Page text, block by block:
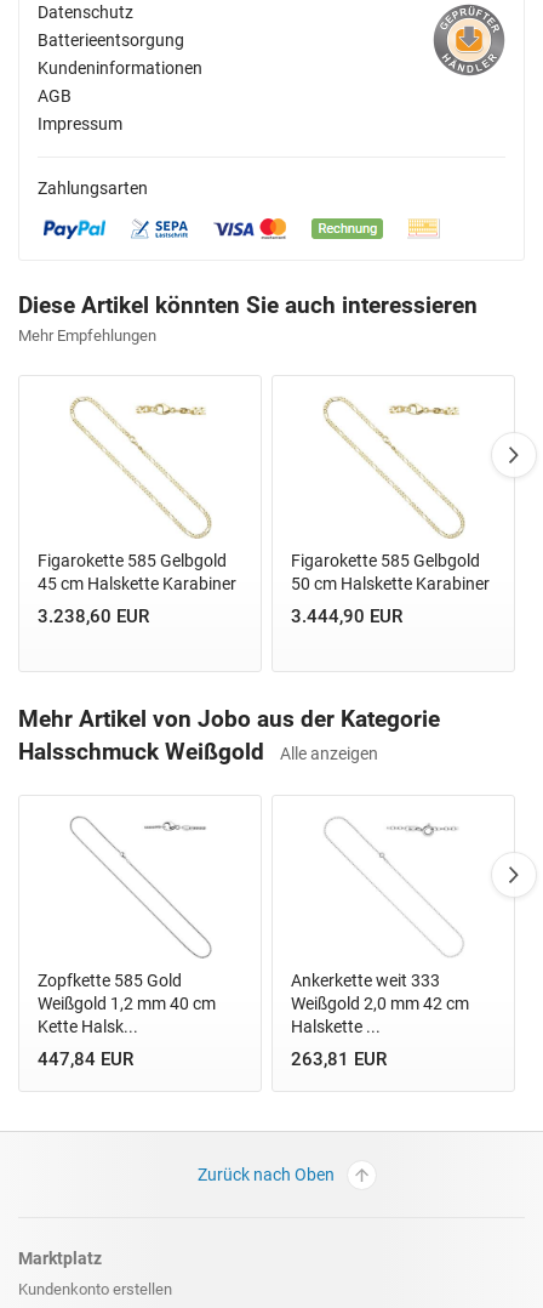
Datenschutz
Batterieentsorgung
Kundeninformationen
AGB
Impressum
Zahlungsarten
Diese Artikel könnten Sie auch interessieren
Mehr Empfehlungen
Figarokette 585 Gelbgold
45 cm Halskette Karabiner
3.238,60 EUR
Figarokette 585 Gelbgold
50 cm Halskette Karabiner
3.444,90 EUR
Mehr Artikel von Jobo aus der Kategorie
Halsschmuck Weißgold
Alle anzeigen
Zopfkette 585 Gold
Weißgold 1,2 mm 40 cm
Kette Halsk...
447,84 EUR
Ankerkette weit 333
Weißgold 2,0 mm 42 cm
Halskette ...
263,81 EUR
Zurück nach Oben
Marktplatz
Kundenkonto erstellen